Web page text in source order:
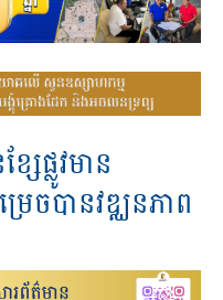
ផ្លូវមាន
េចបានវឌ្ឈនភាព